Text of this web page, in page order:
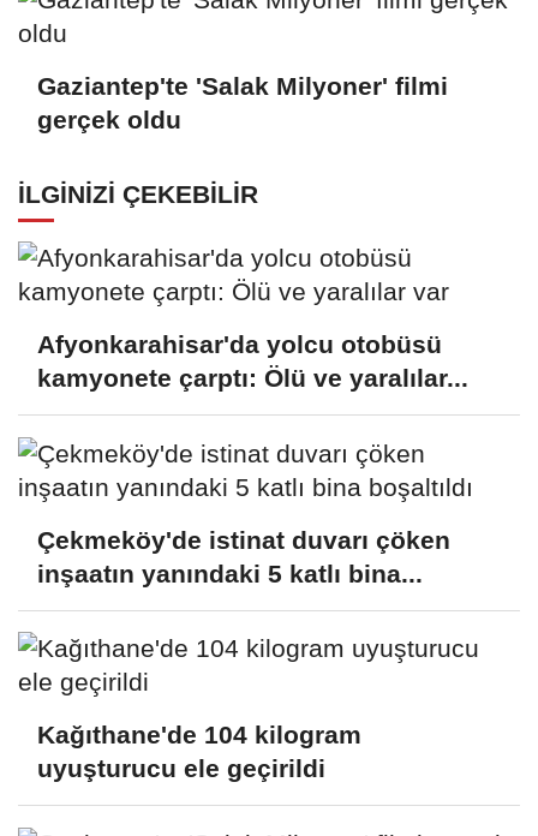
Gaziantep'te 'Salak Milyoner' filmi
gerçek oldu
İLGINIZI ÇEKEBILIR
Afyonkarahisar'da yolcu otobüsü
kamyonete çarptı: Ölü ve yaralılar...
Çekmeköy'de istinat duvarı çöken
inşaatın yanındaki 5 katlı bina...
Kağıthane'de 104 kilogram
uyuşturucu ele geçirildi